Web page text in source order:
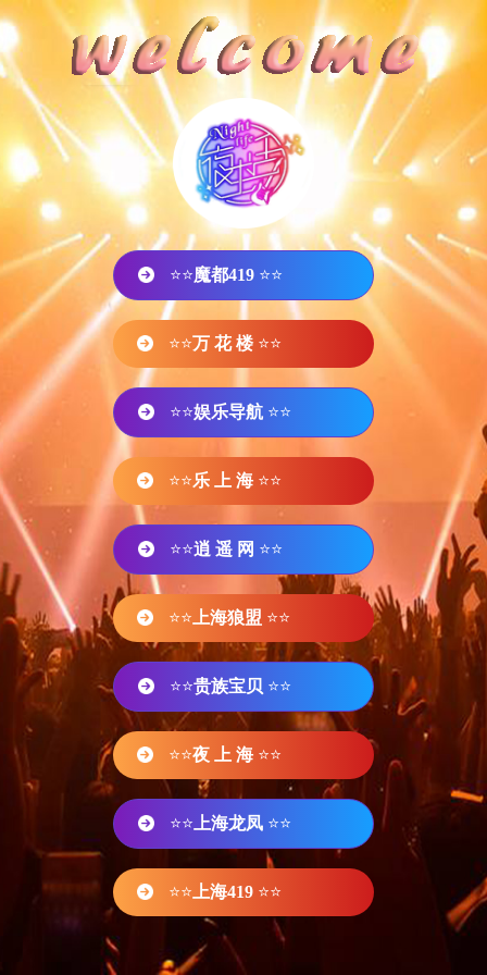
⭐⭐魔都419 ⭐⭐
⭐⭐万 花 楼 ⭐⭐
⭐⭐娱乐导航 ⭐⭐
⭐⭐乐 上 海 ⭐⭐
⭐⭐逍 遥 网 ⭐⭐
⭐⭐ 上海狼盟 ⭐⭐
⭐⭐贵族宝贝 ⭐⭐
⭐⭐夜 上 海 ⭐⭐
⭐⭐ 上海龙凤 ⭐⭐
⭐⭐ 上海419 ⭐⭐